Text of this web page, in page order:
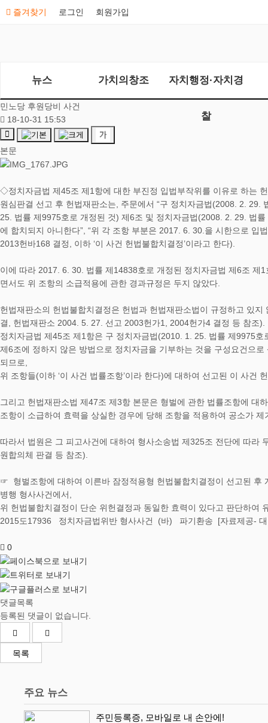
즐겨찾기 로그인 회원가입
뉴스 가치의창조 자치행정·자치경
찰
민노당 후원당비 사건
18-10-31 15:53
본문
◇정치자금법 제45조 제1항에 대한 부진정 입법부작위를 이유로 하는
원심판결 선고 후 헌법재판소는, 주문에서 “구 정치자금법(2008. 2.
25. 법률 제9975호로 개정된 것) 제6조 및 정치자금법(2008. 2. 29. 법
에 합치되지 아니한다”, “위 각 조항 부분은 2017. 6. 30.을 시한으로
2013헌바168 결정, 이하 ‘이 사건 헌법불합치결정’이라고 한다).
이에 따라 2017. 6. 30. 법률 제14838호로 개정된 정치자금법 제6조 제
면서도 위 조항의 소급적용에 관한 경과규정은 두지 않았다.
헌법재판소의 헌법불합치결정은 헌법과 헌법재판소법이 규정하고 있
결, 헌법재판소 2004. 5. 27. 선고 2003헌가1, 2004헌가4 결정 등 참조).
정치자금법 제45조 제1항은 구 정치자금법(2010. 1. 25. 법률 제9975호
제6조에 정하지 않은 방법으로 정치자금을 기부하는 것을 구성요건으
되므로,
위 조항들(이하 ‘이 사건 법률조항’이라 한다)에 대하여 선고된 이 사
그리고 헌법재판소법 제47조 제3항 본문은 형벌에 관한 법률조항에 대
조항이 소급하여 효력을 상실한 경우에 당해 조항을 적용하여 공소가
따라서 법원은 그 피고사건에 대하여 형사소송법 제325조 전단에 따
원합의체 판결 등 참조).
☞ 형벌조항에 대하여 이른바 잠정적용형 헌법불합치결정이 선고된 후
병행 형사사건에서,
위 헌법불합치결정이 단순 위헌결정과 동일한 효력이 있다고 판단하여
2015도17936 정치자금법위반 형사사건 (바) 파기환송 [자료제공-
0
댓글목록
등록된 댓글이 없습니다.
목록
주요 뉴스
주민등록증, 모바일로 내 손안에!